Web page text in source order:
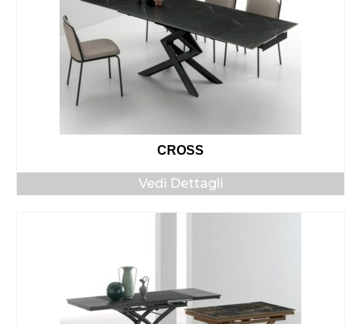
CROSS
Vedi Dettagli